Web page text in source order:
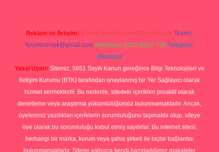
Reklam ve İletişim: E-mail: backlinkpaneli@gmail.com Teams:
forumhizmeti@gmail.com Whatsapp: 0262 606 0 726 Telegram:
@karabul
Yasal Uyarı: Sitemiz, 5651 Sayılı Kanun gereğince Bilgi Teknolojileri ve
İletişim Kurumu (BTK) tarafından onaylanmış bir Yer Sağlayıcı olarak
hizmet vermektedir. Bu nedenle, sitedeki içerikleri proaktif olarak
denetleme veya araştırma yükümlülüğümüz bulunmamaktadır. Ancak,
üyelerimiz yazdıkları içeriklerin sorumluluğunu taşımakta olup, siteye
üye olarak bu sorumluluğu kabul etmiş sayılırlar. Bu internet sitesi,
herhangi bir marka, kurum veya şahıs şirketi ile hiçbir bağlantısı
bulunmamaktadır. Sitede yalnızca kendi hazırladığımız makaleler